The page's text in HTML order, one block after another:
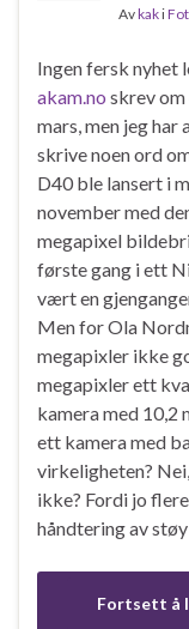
Avkaki
Ingen fersk nyhet
akam.no skrev om
mars, men jeg
skrive noen ord
D40 ble lansert i
november med
megapixel
første gang i ett
vært en
Men for Ola
megapixler ikke
megapixler ett
kamera med 10,2
ett kamera med
virkeligheten?
ikke? Fordi jo
håndtering av
Fortsett å